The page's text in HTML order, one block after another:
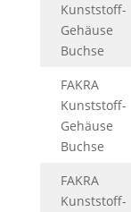
Kunststoff-
Gehäuse
Buchse
FAKRA
Kunststoff-
Gehäuse
Buchse
FAKRA
Kunststoff-